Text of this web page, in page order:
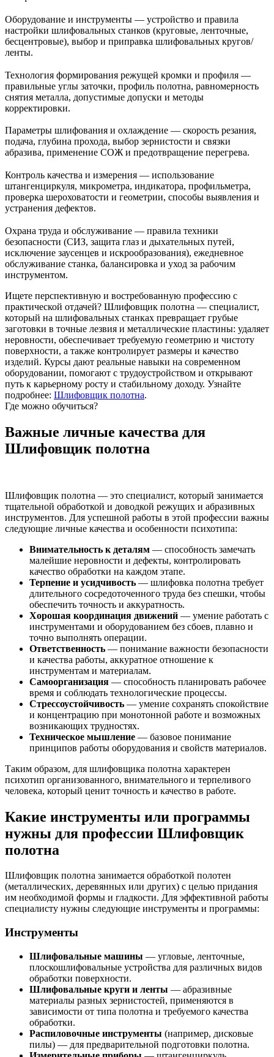
Оборудование и инструменты — устройство и правила
настройки шлифовальных станков (круговые, ленточные,
бесцентровые), выбор и приправка шлифовальных кругов/
ленты.
Технология формирования режущей кромки и профиля —
правильные углы заточки, профиль полотна, равномерность
снятия металла, допустимые допуски и методы
корректировки.
Параметры шлифования и охлаждение — скорость резания,
подача, глубина прохода, выбор зернистости и связки
абразива, применение СОЖ и предотвращение перегрева.
Контроль качества и измерения — использование
штангенциркуля, микрометра, индикатора, профильметра,
проверка шероховатости и геометрии, способы выявления и
устранения дефектов.
Охрана труда и обслуживание — правила техники
безопасности (СИЗ, защита глаз и дыхательных путей,
исключение заусенцев и искрообразования), ежедневное
обслуживание станка, балансировка и уход за рабочим
инструментом.
Ищете перспективную и востребованную профессию с
практической отдачей? Шлифовщик полотна — специалист,
который на шлифовальных станках превращает грубые
заготовки в точные лезвия и металлические пластины: удаляет
неровности, обеспечивает требуемую геометрию и чистоту
поверхности, а также контролирует размеры и качество
изделий. Курсы дают реальные навыки на современном
оборудовании, помогают с трудоустройством и открывают
путь к карьерному росту и стабильному доходу. Узнайте
подробнее: Шлифовщик полотна.
Где можно обучиться?
Важные личные качества для
Шлифовщик полотна
Шлифовщик полотна — это специалист, который занимается
тщательной обработкой и доводкой режущих и абразивных
инструментов. Для успешной работы в этой профессии важны
следующие личные качества и особенности психотипа:
Внимательность к деталям — способность замечать
малейшие неровности и дефекты, контролировать
качество обработки на каждом этапе.
Терпение и усидчивость — шлифовка полотна требует
длительного сосредоточенного труда без спешки, чтобы
обеспечить точность и аккуратность.
Хорошая координация движений — умение работать с
инструментами и оборудованием без сбоев, плавно и
точно выполнять операции.
Ответственность — понимание важности безопасности
и качества работы, аккуратное отношение к
инструментам и материалам.
Самоорганизация — способность планировать рабочее
время и соблюдать технологические процессы.
Стрессоустойчивость — умение сохранять спокойствие
и концентрацию при монотонной работе и возможных
возникающих трудностях.
Техническое мышление — базовое понимание
принципов работы оборудования и свойств материалов.
Таким образом, для шлифовщика полотна характерен
психотип организованного, внимательного и терпеливого
человека, который ценит точность и качество в работе.
Какие инструменты или программы
нужны для профессии Шлифовщик
полотна
Шлифовщик полотна занимается обработкой полотен
(металлических, деревянных или других) с целью придания
им необходимой формы и гладкости. Для эффективной работы
специалисту нужны следующие инструменты и программы:
Инструменты
Шлифовальные машины — угловые, ленточные,
плоскошлифовальные устройства для различных видов
обработки поверхности.
Шлифовальные круги и ленты — абразивные
материалы разных зернистостей, применяются в
зависимости от типа полотна и требуемого качества
обработки.
Распиловочные инструменты (например, дисковые
пилы) — для предварительной подготовки полотна.